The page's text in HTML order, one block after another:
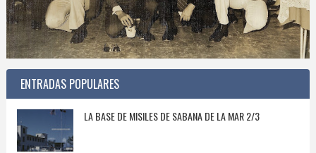
ENTRADAS POPULARES
LA BASE DE MISILES DE SABANA DE LA MAR 2/3